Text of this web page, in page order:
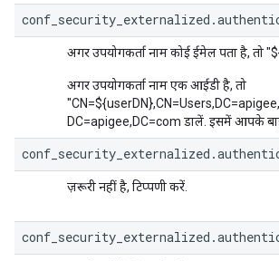
अगर उपयोगकर्ता नाम कोई ईमेल पता है, तो
अगर उपयोगकर्ता नाम एक आईडी है, तो
DC=apigee,DC=com डालें. इसमें आपके
ज़रूरी नहीं है, टिप्पणी करें.